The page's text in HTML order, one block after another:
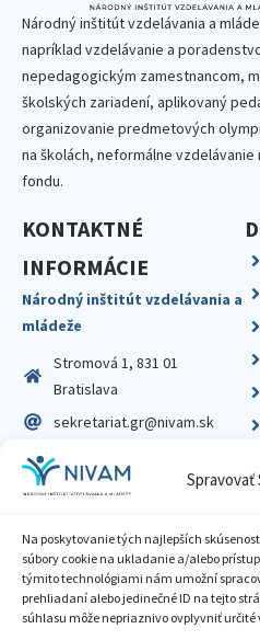
Spravovať
Na poskytovanie tých najlepších
súbory cookie na ukladanie a/alebo
týmito technológiami nám umožní
prehliadaní alebo jedinečné ID na tejto
súhlasu môže nepriaznivo ovplyvniť určité
Národný inštitút vzdelávania a
napríklad vzdelávanie a
nepedagogickým zamestnancom,
školských zariadení, aplikovaný
organizovanie predmetových
na školách, neformálne vzdelávanie
fondu.
KONTAKTNÉ
INFORMÁCIE
Národný inštitút vzdelávania a
mládeže
Stromová 1, 831 01
Bratislava
sekretariat.gr@nivam.sk
IČO: 00164348
DIČ: 2020798714
Zásady